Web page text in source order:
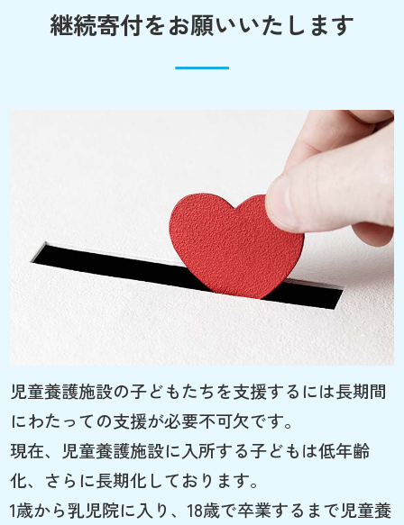
継続寄付をお願いいたします
児童養護施設の子どもたちを支援するには長期間
にわたっての支援が必要不可欠です。
現在、児童養護施設に入所する子どもは低年齢
化、さらに長期化しております。
1歳から乳児院に入り、18歳で卒業するまで児童養